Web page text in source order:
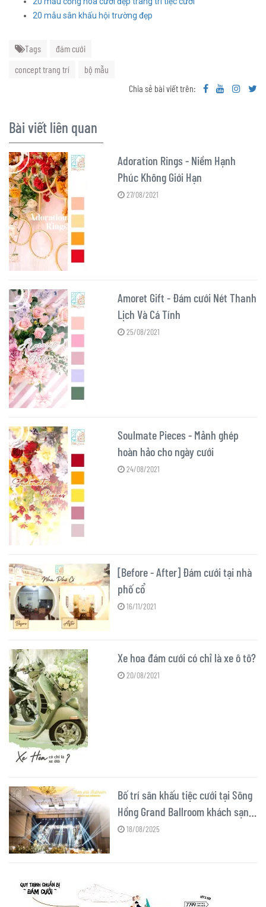
20 mẫu sân khấu hội trường đẹp
Tags
đám cưới
concept trang trí
bộ mẫu
Chia sẻ bài viết trên:
Bài viết liên quan
Adoration Rings - Niềm Hạnh
Phúc Không Giới Hạn
27/08/2021
Amoret Gift - Đám cưới Nét Thanh
Lịch Và Cá Tính
25/08/2021
Soulmate Pieces - Mảnh ghép
hoàn hảo cho ngày cưới
24/08/2021
[Before - After] Đám cưới tại nhà
phố cổ
16/11/2021
Xe hoa đám cưới có chỉ là xe ô tô?
20/08/2021
Bố trí sân khấu tiệc cưới tại Sông
Hồng Grand Ballroom khách sạn
Sheraton
18/08/2025